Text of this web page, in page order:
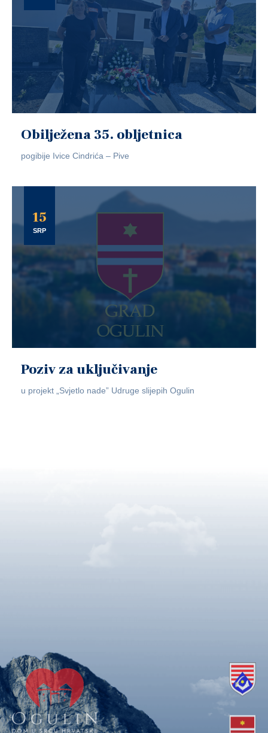
Obilježena 35. obljetnica
pogibije Ivice Cindrića – Pive
15
SRP
Poziv za uključivanje
u projekt „Svjetlo nade” Udruge slijepih Ogulin